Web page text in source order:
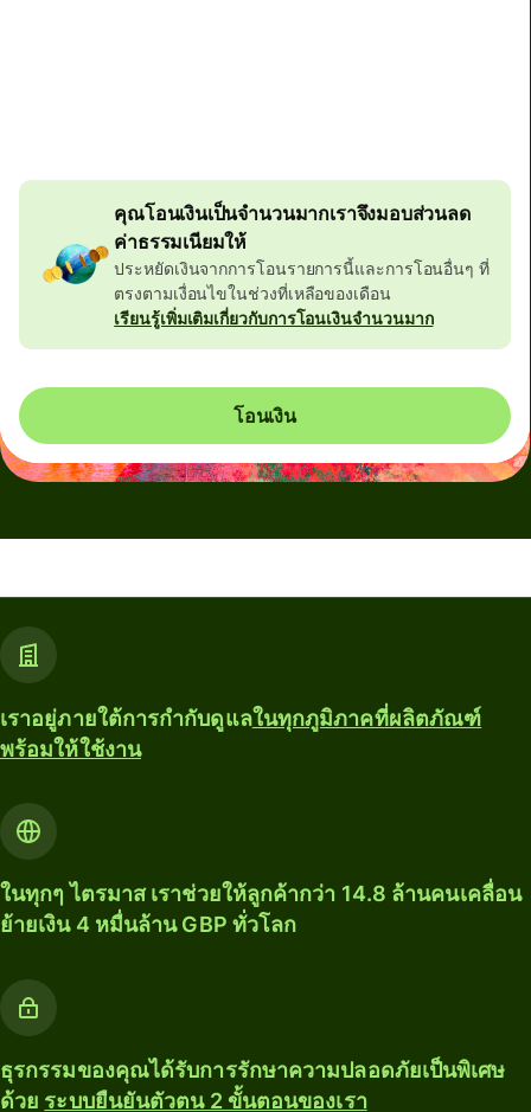
คุณโอนเงินเป็นจำนวนมากเราจึงมอบส่วนลด
ค่าธรรมเนียมให้
ประหยัดเงินจากการโอนรายการนี้และการโอนอื่นๆ ที่
ตรงตามเงื่อนไขในช่วงที่เหลือของเดือน
เรียนรู้เพิ่มเติมเกี่ยวกับการโอนเงินจำนวนมาก
โอนเงิน
เราอยู่ภายใต้การกำกับดูแลในทุกภูมิภาคที่ผลิตภัณฑ์
พร้อมให้ใช้งาน
ในทุกๆ ไตรมาส เราช่วยให้ลูกค้ากว่า 14.8 ล้านคนเคลื่อน
ย้ายเงิน 4 หมื่นล้าน GBP ทั่วโลก
ธุรกรรมของคุณได้รับการรักษาความปลอดภัยเป็นพิเศษ
ด้วย ระบบยืนยันตัวตน 2 ขั้นตอนของเรา